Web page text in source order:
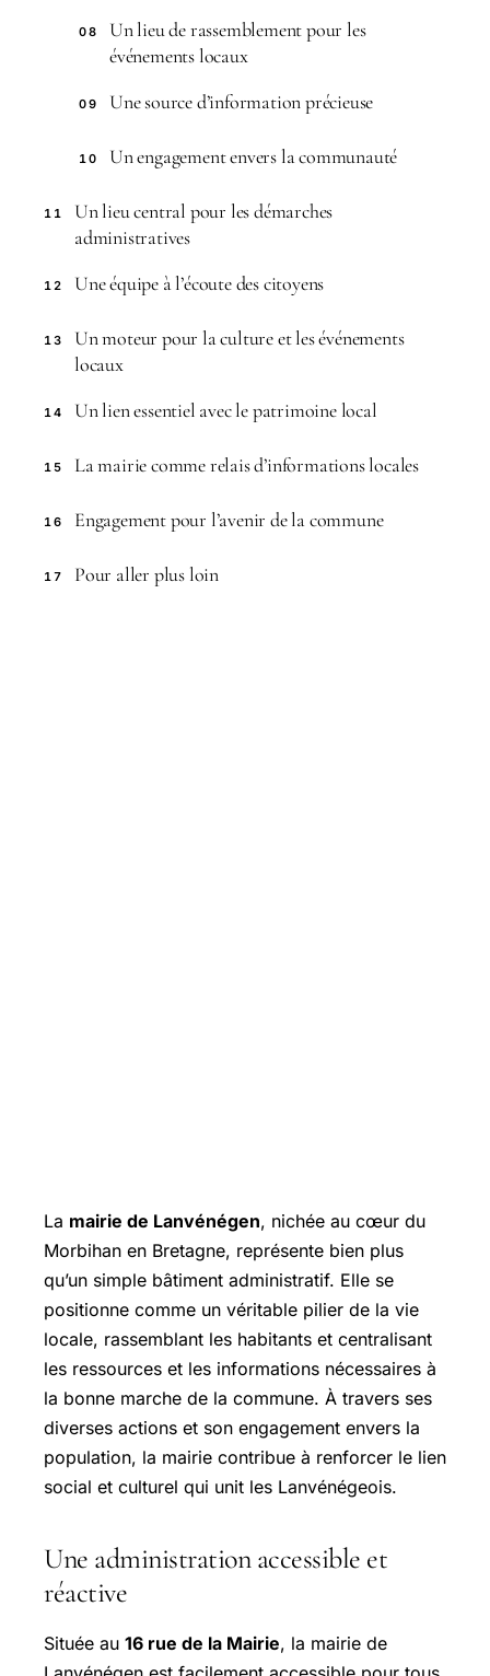
08
Un lieu de rassemblement pour les
événements locaux
09 Une source d’information précieuse
10 Un engagement envers la communauté
11
Un lieu central pour les démarches
administratives
12 Une équipe à l’écoute des citoyens
13
Un moteur pour la culture et les événements
locaux
14 Un lien essentiel avec le patrimoine local
15 La mairie comme relais d’informations locales
16 Engagement pour l’avenir de la commune
17 Pour aller plus loin
La mairie de Lanvénégen, nichée au cœur du
Morbihan en Bretagne, représente bien plus
qu’un simple bâtiment administratif. Elle se
positionne comme un véritable pilier de la vie
locale, rassemblant les habitants et centralisant
les ressources et les informations nécessaires à
la bonne marche de la commune. À travers ses
diverses actions et son engagement envers la
population, la mairie contribue à renforcer le lien
social et culturel qui unit les Lanvénégeois.
Une administration accessible et
réactive
Située au 16 rue de la Mairie, la mairie de